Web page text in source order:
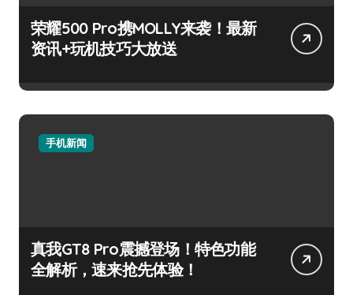
荣耀500 Pro携MOLLY来袭！最新
资讯+玩机技巧大放送
手机新闻
真我GT8 Pro震撼登场！特色功能
全解析，速来抢先体验！